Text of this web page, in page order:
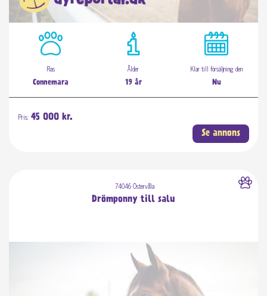
Ras
Connemara
Ålder
19 år
Klar till försäljning den
Nu
Pris: 45 000 kr.
Se annons
74046 Östervåla
Drömponny till salu